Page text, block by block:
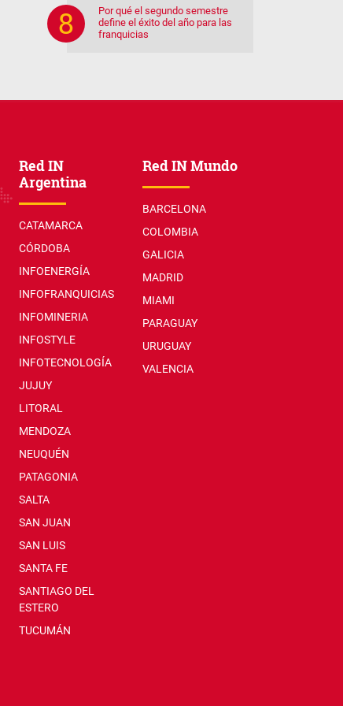
Por qué el segundo semestre
define el éxito del año para las
franquicias
Red IN
Argentina
CATAMARCA
CÓRDOBA
INFOENERGÍA
INFOFRANQUICIAS
INFOMINERIA
INFOSTYLE
INFOTECNOLOGÍA
JUJUY
LITORAL
MENDOZA
NEUQUÉN
PATAGONIA
SALTA
SAN JUAN
SAN LUIS
SANTA FE
SANTIAGO DEL
ESTERO
TUCUMÁN
Red IN Mundo
BARCELONA
COLOMBIA
GALICIA
MADRID
MIAMI
PARAGUAY
URUGUAY
VALENCIA